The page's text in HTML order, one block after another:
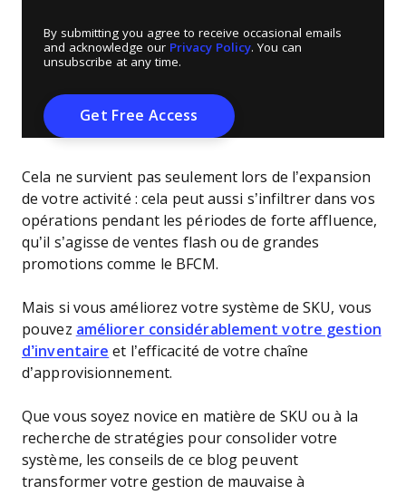
By submitting you agree to receive occasional emails
and acknowledge our Privacy Policy. You can
unsubscribe at any time.
Cela ne survient pas seulement lors de l’expansion
de votre activité : cela peut aussi s’infiltrer dans vos
opérations pendant les périodes de forte affluence,
qu’il s’agisse de ventes flash ou de grandes
promotions comme le BFCM.
Mais si vous améliorez votre système de SKU, vous
pouvez améliorer considérablement votre gestion
d’inventaire et l’efficacité de votre chaîne
d’approvisionnement.
Que vous soyez novice en matière de SKU ou à la
recherche de stratégies pour consolider votre
système, les conseils de ce blog peuvent
transformer votre gestion de mauvaise à